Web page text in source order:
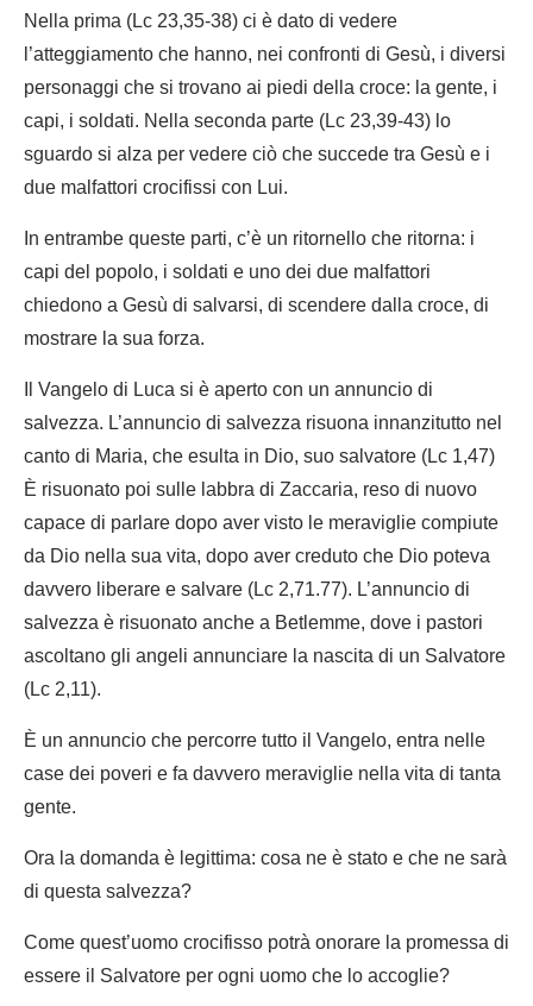
Nella prima (Lc 23,35-38) ci è dato di vedere
l’atteggiamento che hanno, nei confronti di Gesù, i diversi
personaggi che si trovano ai piedi della croce: la gente, i
capi, i soldati. Nella seconda parte (Lc 23,39-43) lo
sguardo si alza per vedere ciò che succede tra Gesù e i
due malfattori crocifissi con Lui.
In entrambe queste parti, c’è un ritornello che ritorna: i
capi del popolo, i soldati e uno dei due malfattori
chiedono a Gesù di salvarsi, di scendere dalla croce, di
mostrare la sua forza.
Il Vangelo di Luca si è aperto con un annuncio di
salvezza. L’annuncio di salvezza risuona innanzitutto nel
canto di Maria, che esulta in Dio, suo salvatore (Lc 1,47)
È risuonato poi sulle labbra di Zaccaria, reso di nuovo
capace di parlare dopo aver visto le meraviglie compiute
da Dio nella sua vita, dopo aver creduto che Dio poteva
davvero liberare e salvare (Lc 2,71.77). L’annuncio di
salvezza è risuonato anche a Betlemme, dove i pastori
ascoltano gli angeli annunciare la nascita di un Salvatore
(Lc 2,11).
È un annuncio che percorre tutto il Vangelo, entra nelle
case dei poveri e fa davvero meraviglie nella vita di tanta
gente.
Ora la domanda è legittima: cosa ne è stato e che ne sarà
di questa salvezza?
Come quest’uomo crocifisso potrà onorare la promessa di
essere il Salvatore per ogni uomo che lo accoglie?